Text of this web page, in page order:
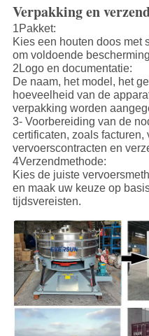
Verpakking en
1Pakket:
Kies een houten doos met
om voldoende
2Logo en documentatie:
De naam, het model, het
hoeveelheid van de
verpakking worden
3- Voorbereiding van de
certificaten, zoals facturen,
vervoerscontracten en
4Verzendmethode:
Kies de juiste
en maak uw keuze op
tijdsvereisten.